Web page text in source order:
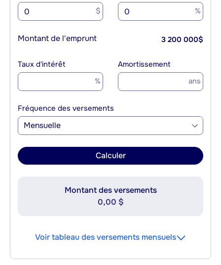
$ %
Montant de l'emprunt 3 200 000$
Taux d'intérêt
%
Amortissement
ans
Fréquence des versements
Mensuelle
Calculer
Montant des versements
0,00 $
Voir tableau des versements mensuels